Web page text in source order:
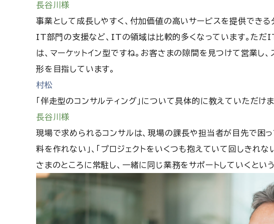
長谷川様
事業として成長しやすく、付加価値の高いサービスを提供でき
IT部門の支援など、ITの領域は比較的多くなっています。ただ
は、マーケットイン型ですね。お客さまの隙間を見つけて営業し
形を目指しています。
村松
「伴走型のコンサルティング」について具体的に教えていただけま
長谷川様
現場で求められるコンサルは、現場の課長や担当者が目先で困っ
料を作れない」、「プロジェクトをいくつも抱えていて回しきれ
さまのところに常駐し、一緒に同じ業務をサポートしていくという